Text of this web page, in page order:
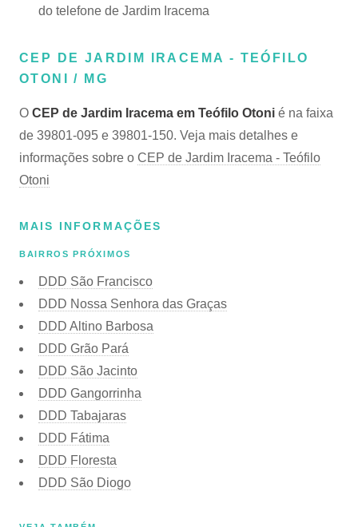
do telefone de Jardim Iracema
CEP DE JARDIM IRACEMA - TEÓFILO
OTONI / MG
O CEP de Jardim Iracema em Teófilo Otoni é na faixa
de 39801-095 e 39801-150. Veja mais detalhes e
informações sobre o CEP de Jardim Iracema - Teófilo
Otoni
MAIS INFORMAÇÕES
BAIRROS PRÓXIMOS
DDD São Francisco
DDD Nossa Senhora das Graças
DDD Altino Barbosa
DDD Grão Pará
DDD São Jacinto
DDD Gangorrinha
DDD Tabajaras
DDD Fátima
DDD Floresta
DDD São Diogo